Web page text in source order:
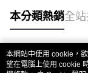
本分類熱銷全
熱門標籤
本網站中使用 cookie，
望在電腦上使用 cookie